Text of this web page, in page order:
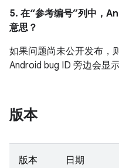
5. 在“参考编号”列中，
意思？
如果问题尚未公开发布，
Android bug ID 旁边会显示
版本
版本 日期